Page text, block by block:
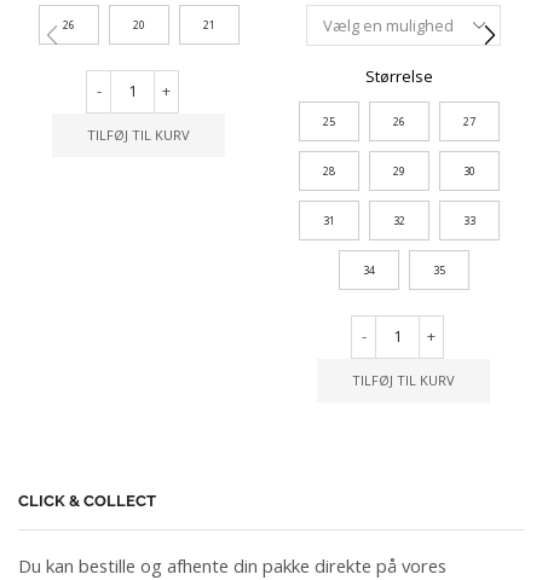
26 20 21
- +
TILFØJ TIL KURV
Størrelse
25 26 27
28 29 30
31 32 33
34 35
- +
TILFØJ TIL KURV
CLICK & COLLECT
Du kan bestille og afhente din pakke direkte på vores